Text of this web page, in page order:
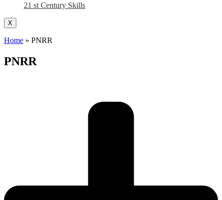
21 st Century Skills
X
Home » PNRR
PNRR